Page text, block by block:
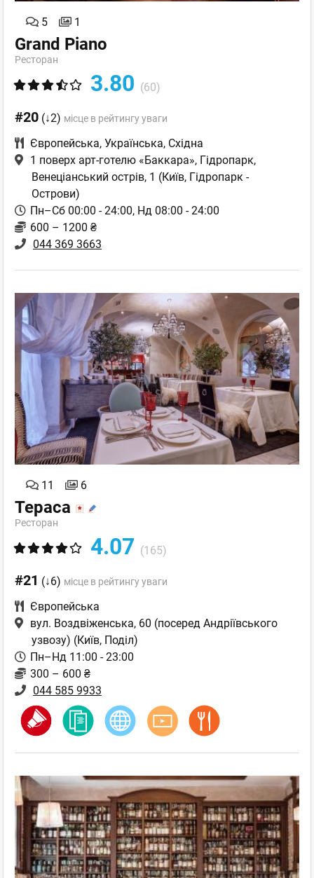
5 1
Grand Piano
Ресторан
3.80 (60)
#20 (↓2) місце в рейтингу уваги
Європейська, Українська, Східна
1 поверх арт-готелю «Баккара», Гідропарк,
Венеціанський острів, 1 (Київ, Гідропарк -
Острови)
Пн–Сб 00:00 - 24:00, Нд 08:00 - 24:00
600 – 1200 ₴
044 369 3663
11 6
Тераса
Ресторан
4.07 (165)
#21 (↓6) місце в рейтингу уваги
Європейська
вул. Воздвіженська, 60 (посеред Андріївського
узвозу) (Київ, Поділ)
Пн–Нд 11:00 - 23:00
300 – 600 ₴
044 585 9933